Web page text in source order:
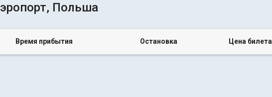
Польша
Время прибытия Остановка Цена билета